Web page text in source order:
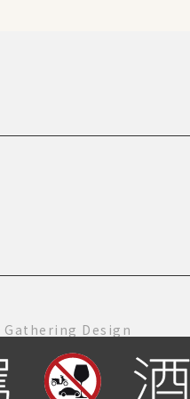
Gathering Design